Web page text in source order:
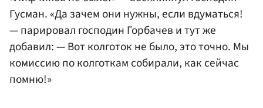
Гусман. «Да зачем они нужны, если вдуматься!
— парировал господин Горбачев и тут же
добавил: — Вот колготок не было, это точно. Мы
комиссию по колготкам собирали, как сейчас
помню!»